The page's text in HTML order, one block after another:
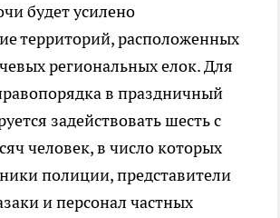
будет усилено
территорий, расположенных
региональных елок. Для
в праздничный
задействовать шесть с
человек, в число которых
полиции, представители
и персонал частных